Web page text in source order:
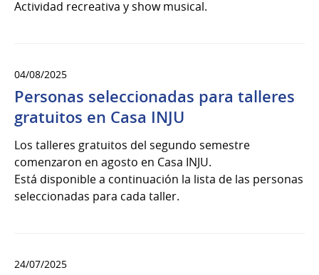
Actividad recreativa y show musical.
04/08/2025
Personas seleccionadas para talleres
gratuitos en Casa INJU
Los talleres gratuitos del segundo semestre
comenzaron en agosto en Casa INJU.
Está disponible a continuación la lista de las personas
seleccionadas para cada taller.
24/07/2025